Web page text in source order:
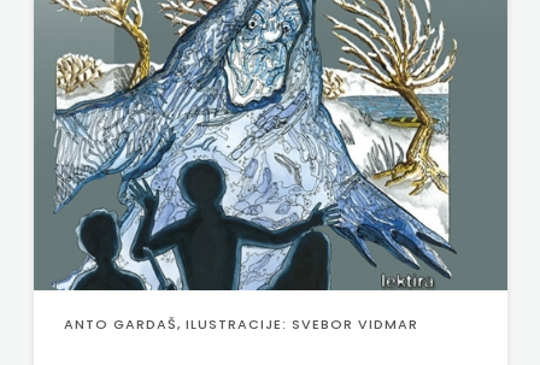
j.d.o.o.
SONJA
ŠKOBIĆ
STEP
BY
STEP
STILUS
ANTO GARDAŠ, ILUSTRACIJE: SVEBOR VIDMAR